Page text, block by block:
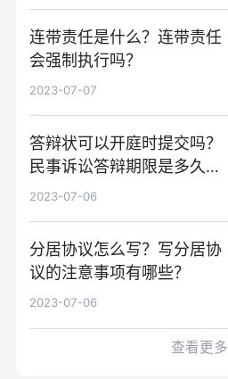
连带责任是什么？连带责任
会强制执行吗？
2023-07-07
答辩状可以开庭时提交吗？
民事诉讼答辩期限是多久？-
当前短讯
2023-07-06
分居协议怎么写？写分居协
议的注意事项有哪些？
2023-07-06
查看更多